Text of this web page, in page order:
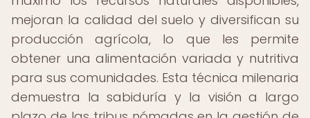
mejoran la calidad del suelo y diversifican su
producción agrícola, lo que les permite
obtener una alimentación variada y nutritiva
para sus comunidades. Esta técnica milenaria
demuestra la sabiduría y la visión a largo